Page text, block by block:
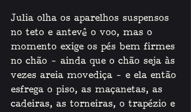
Julia olha os aparelhos suspensos
no teto e antevê o voo, mas o
momento exige os pés bem firmes
no chão – ainda que o chão seja às
vezes areia movediça – e ela então
esfrega o piso, as maçanetas, as
cadeiras, as torneiras, o trapézio e